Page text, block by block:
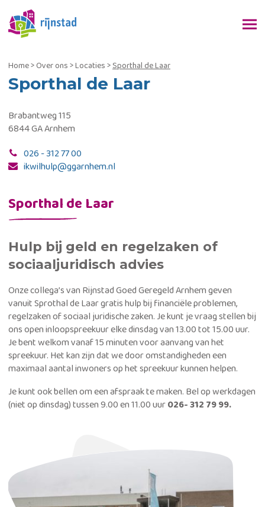
Home>Over ons>Locaties>Sporthal de Laar
Sporthal de Laar
Brabantweg 115
6844 GA Arnhem
026 - 312 77 00
ikwilhulp@ggarnhem.nl
Sporthal de Laar
Hulp bij geld en regelzaken of
sociaaljuridisch advies
Onze collega’s van Rijnstad Goed Geregeld Arnhem geven
vanuit Sprothal de Laar gratis hulp bij financiële problemen,
regelzaken of sociaal juridische zaken. Je kunt je vraag stellen bij
ons open inloopspreekuur elke dinsdag van 13.00 tot 15.00 uur.
Je bent welkom vanaf 15 minuten voor aanvang van het
spreekuur. Het kan zijn dat we door omstandigheden een
maximaal aantal inwoners op het spreekuur kunnen helpen.
Je kunt ook bellen om een afspraak te maken. Bel op werkdagen
(niet op dinsdag) tussen 9.00 en 11.00 uur026- 312 79 99.